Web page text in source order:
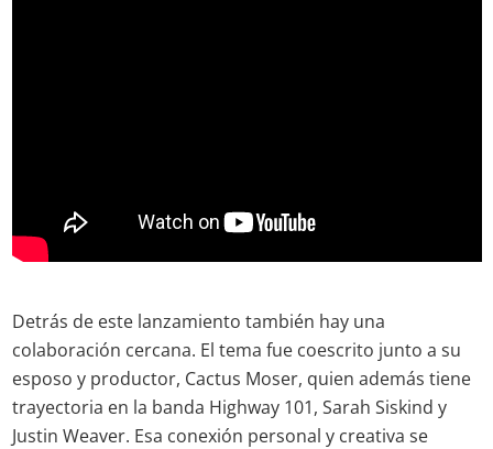
Detrás de este lanzamiento también hay una
colaboración cercana. El tema fue coescrito junto a su
esposo y productor, Cactus Moser, quien además tiene
trayectoria en la banda Highway 101, Sarah Siskind y
Justin Weaver. Esa conexión personal y creativa se